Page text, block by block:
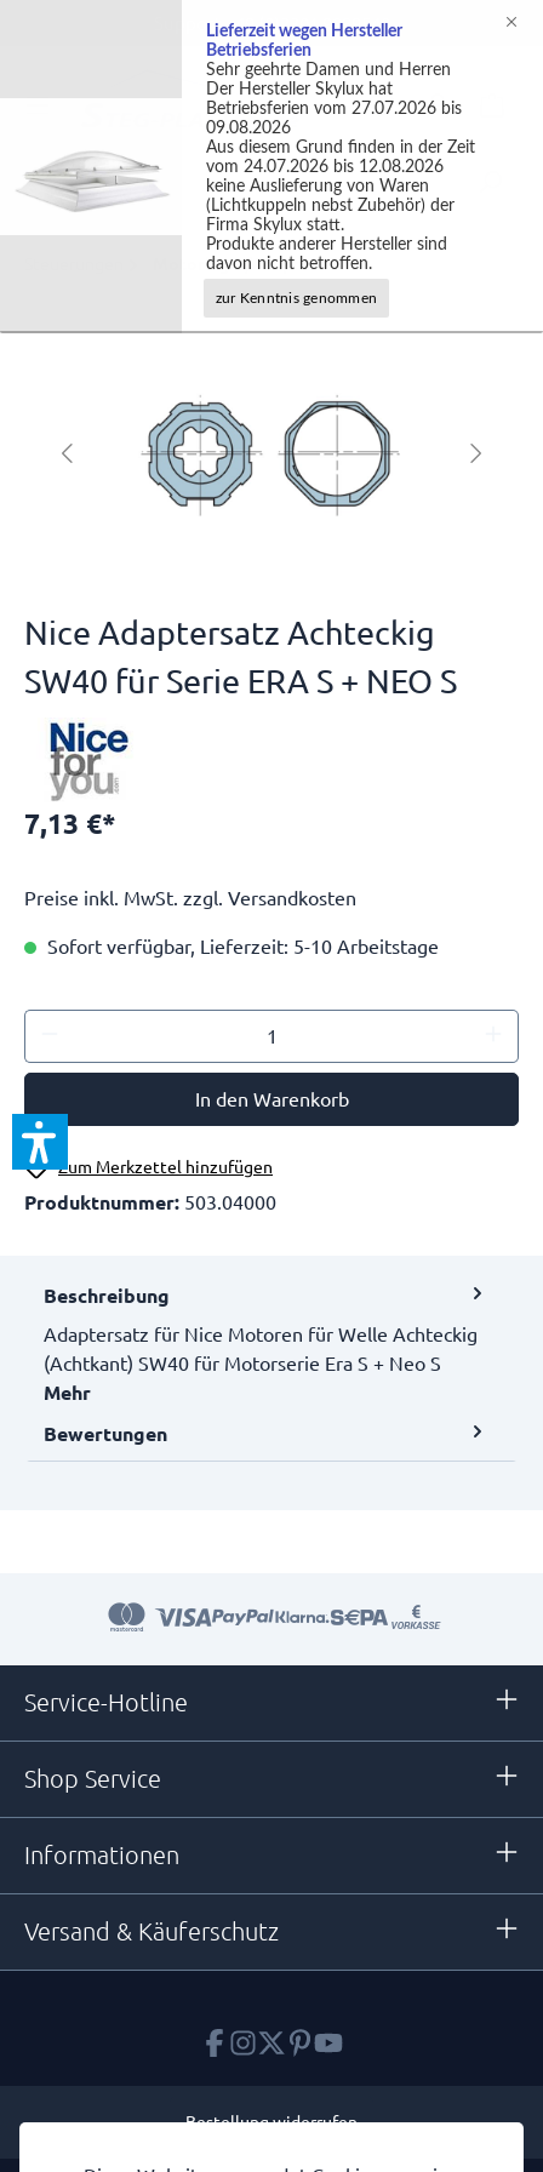
Support +49 (0)2301 9889540
Motorlager/Adapter Nice
Nice Adaptersatz Achteckig
SW40 für Serie ERA S + NEO S
7,13 €*
Preise inkl. MwSt. zzgl. Versandkosten
Sofort verfügbar, Lieferzeit: 5-10 Arbeitstage
In den Warenkorb
Zum Merkzettel hinzufügen
Produktnummer: 503.04000
Beschreibung
Adaptersatz für Nice Motoren für Welle Achteckig
(Achtkant) SW40 für Motorserie Era S + Neo S
Mehr
Bewertungen
Service-Hotline
Shop Service
Informationen
Versand & Käuferschutz
Bestellung widerrufen
Lieferzeit wegen Hersteller
Betriebsferien
Sehr geehrte Damen und Herren
Der Hersteller Skylux hat
Betriebsferien vom 27.07.2026 bis
09.08.2026
Aus diesem Grund finden in der Zeit
vom 24.07.2026 bis 12.08.2026
keine Auslieferung von Waren
(Lichtkuppeln nebst Zubehör) der
Firma Skylux statt.
Produkte anderer Hersteller sind
davon nicht betroffen.
zur Kenntnis genommen